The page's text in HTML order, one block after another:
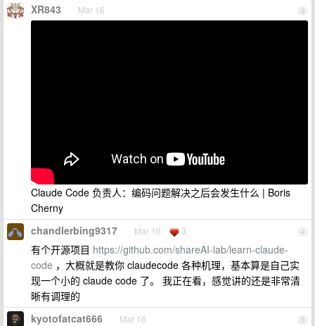
3
XR843 Mar 16
Claude Code 负责人：编码问题解决之后会发生什么 | Boris
Cherny
4
chandlerbing9317 Mar 16 3
有个开源项目 https://github.com/shareAI-lab/learn-claude-
code ，大概就是教你 claudecode 各种机理，基本算是自己实
现一个小的 claude code 了。 我正在看，感觉讲的还是非常清
晰有调理的
5
kyotofatcat666 Mar 16